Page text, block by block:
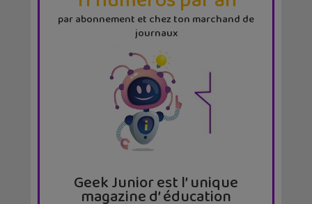
par abonnement et chez ton marchand de
journaux
Geek Junior est l’ unique
magazine d’ éducation